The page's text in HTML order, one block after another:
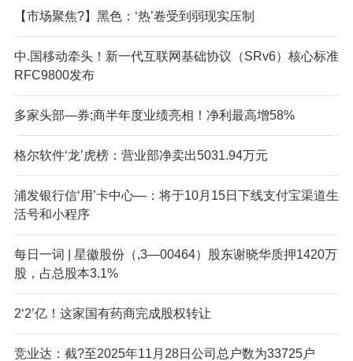
【市场聚焦?】黑色：‘热’卷受到弱现实压制
中.国移动牵头！新一代互联网基础协议（SRv6）核心标准
RFC9800发布
多家头部—券;商半年度业绩亮相！净利最高增58%
格尔软件‘龙’虎榜：营业部净卖出5031.94万元
浦发银行信‘用’卡中心—：将于10月15日下线支付宝渠道生
活号和小程序
每日一词 | 星徽股份（,3—00464）股东谢晓华质押1420万
股，占总股本3.1%
2‘2’亿！这家国有药商完成股权转让
竞业达：截?至2025年11月28日公司总户数为33725户